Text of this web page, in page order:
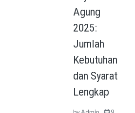
Agung
2025:
Jumlah
Kebutuhan
dan Syarat
Lengkap